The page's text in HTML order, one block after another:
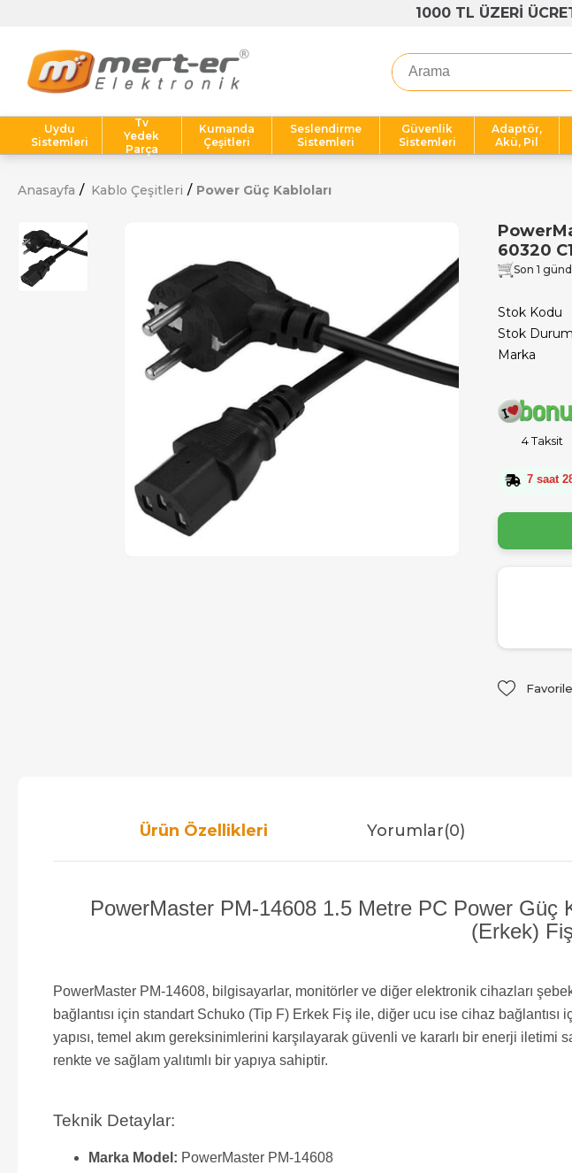
1000 TL ÜZERİ
Uydu
Sistemleri
Tv
Yedek
Parça
Kumanda
Çeşitleri
Seslendirme
Sistemleri
Güvenlik
Sistemleri
Adaptör,
Akü, Pil
Anasayfa Kablo Çeşitleri Power Güç Kabloları
60320
Son 1
Stok Kodu
Stok
Marka
4 Taksit
7 saat
Ürün Özellikleri Yorumlar(0)
PowerMaster PM-14608 1.5 Metre PC Power Güç
(Erkek)
PowerMaster PM-14608, bilgisayarlar, monitörler ve diğer elektronik cihazları
bağlantısı için standart Schuko (Tip F) Erkek Fiş ile, diğer ucu ise cihaz
yapısı, temel akım gereksinimlerini karşılayarak güvenli ve kararlı bir enerji
renkte ve sağlam yalıtımlı bir yapıya sahiptir.
Teknik Detaylar:
Marka Model: PowerMaster PM-14608